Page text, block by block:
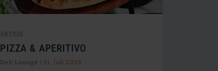
PIZZA & APERITIVO
Deli Lounge | 31. Juli 2026